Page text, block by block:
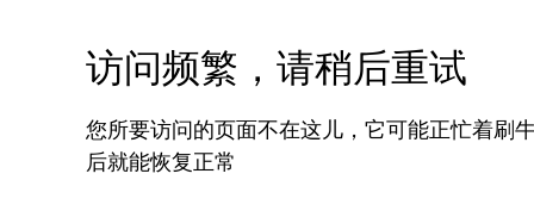
访问频繁，请稍后重试
您所要访问的页面不在这儿，它可能正忙着刷
后就能恢复正常